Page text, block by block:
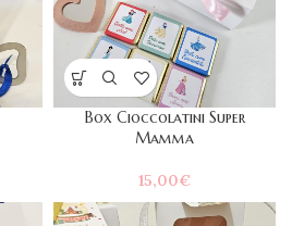
Box Cioccolatini Super
Mamma
15,00€